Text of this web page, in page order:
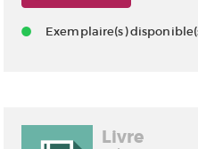
Exemplaire(s)
Livre